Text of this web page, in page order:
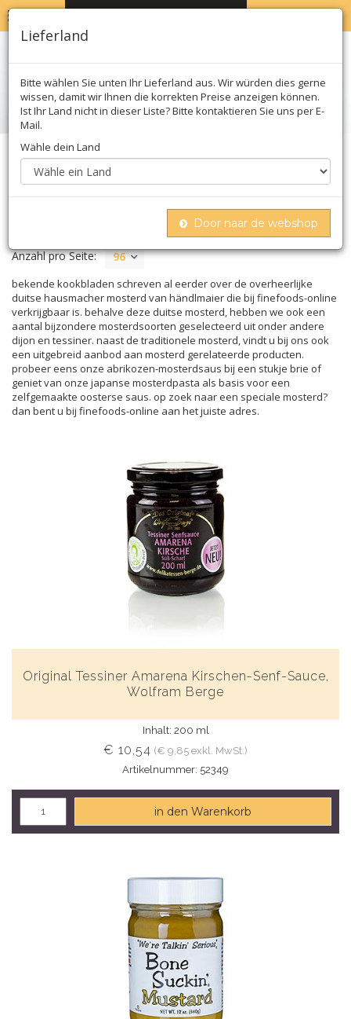
Anzahl pro Seite: 96
bekende kookbladen schreven al eerder over de overheerlijke
duitse hausmacher mosterd van händlmaier die bij finefoods-online
verkrijgbaar is. behalve deze duitse mosterd, hebben we ook een
aantal bijzondere mosterdsoorten geselecteerd uit onder andere
dijon en tessiner. naast de traditionele mosterd, vindt u bij ons ook
een uitgebreid aanbod aan mosterd gerelateerde producten.
probeer eens onze abrikozen-mosterdsaus bij een stukje brie of
geniet van onze japanse mosterdpasta als basis voor een
zelfgemaakte oosterse saus. op zoek naar een speciale mosterd?
dan bent u bij finefoods-online aan het juiste adres.
Original Tessiner Amarena Kirschen-Senf-Sauce,
Wolfram Berge
Inhalt: 200 ml
€ 10,54 (€ 9,85 exkl. MwSt.)
Artikelnummer: 52349
in den Warenkorb
Lieferland
Bitte wählen Sie unten Ihr Lieferland aus. Wir würden dies gerne
wissen, damit wir Ihnen die korrekten Preise anzeigen können.
Ist Ihr Land nicht in dieser Liste? Bitte kontaktieren Sie uns per E-
Mail.
Wähle dein Land
Door naar de webshop